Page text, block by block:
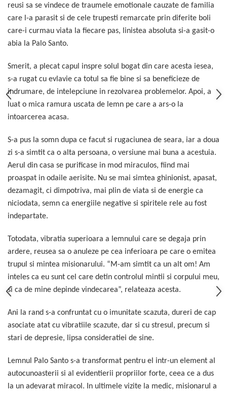
reusi sa se vindece de traumele emotionale cauzate de familia
care l-a parasit si de cele trupesti remarcate prin diferite boli
care-i curmau viata la fiecare pas, linistea absoluta si-a gasit-o
abia la Palo Santo.
Smerit, a plecat capul inspre solul bogat din care acesta iesea,
s-a rugat cu evlavie ca totul sa fie bine si sa beneficieze de
indrumare, de intelepciune in rezolvarea problemelor. Apoi, a
luat o mica ramura uscata de lemn pe care a ars-o la
intoarcerea acasa.
S-a pus la somn dupa ce facut si rugaciunea de seara, iar a doua
zi s-a simtit ca o alta persoana, o versiune mai buna a acestuia.
Aerul din casa se purificase in mod miraculos, fiind mai
proaspat in odaile aerisite. Nu se mai simtea ghinionist, apasat,
dezamagit, ci dimpotriva, mai plin de viata si de energie ca
niciodata, semn ca energiile negative si spiritele rele au fost
indepartate.
Totodata, vibratia superioara a lemnului care se degaja prin
ardere, reusea sa o anuleze pe cea inferioara pe care o emitea
trupul si mintea misionarului. “M-am simtit ca un alt om! Am
inteles ca eu sunt cel care detin controlul mintii si corpului meu,
si ca de mine depinde vindecarea”, relateaza acesta.
Ani la rand s-a confruntat cu o imunitate scazuta, dureri de cap
asociate atat cu vibratiile scazute, dar si cu stresul, precum si
stari de depresie, lipsa consideratiei de sine.
Lemnul Palo Santo s-a transformat pentru el intr-un element al
autocunoasterii si al evidentierii propriilor forte, ceea ce a dus
la un adevarat miracol. In ultimele vizite la medic, misionarul a